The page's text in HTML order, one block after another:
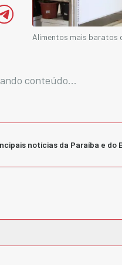
Alimentos mais baratos
conteúdo...
notícias da Paraíba e do